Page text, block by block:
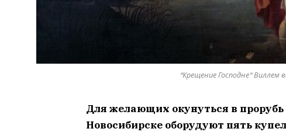
"Крещение Господне" Виллем
Для желающих окунуться в
Новосибирске оборудуют пять